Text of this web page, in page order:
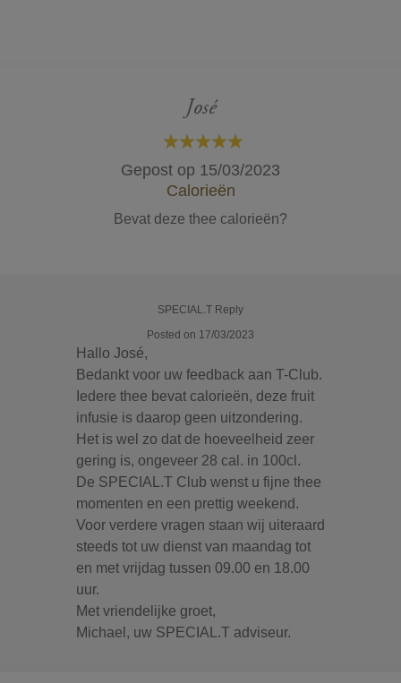
José
100%
Gepost op 15/03/2023
Calorieën
Bevat deze thee calorieën?
SPECIAL.T Reply
Posted on 17/03/2023
Hallo José,
Bedankt voor uw feedback aan T-Club.
Iedere thee bevat calorieën, deze fruit
infusie is daarop geen uitzondering.
Het is wel zo dat de hoeveelheid zeer
gering is, ongeveer 28 cal. in 100cl.
De SPECIAL.T Club wenst u fijne thee
momenten en een prettig weekend.
Voor verdere vragen staan wij uiteraard
steeds tot uw dienst van maandag tot
en met vrijdag tussen 09.00 en 18.00
uur.
Met vriendelijke groet,
Michael, uw SPECIAL.T adviseur.